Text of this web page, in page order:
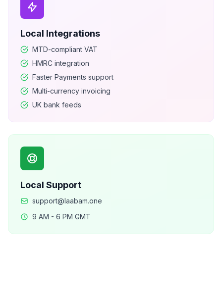
Local Integrations
MTD-compliant VAT
HMRC integration
Faster Payments support
Multi-currency invoicing
UK bank feeds
Local Support
support@laabam.one
9 AM - 6 PM GMT